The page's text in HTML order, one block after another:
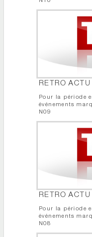
RETRO ACTU
Pour la période
événements
N09
RETRO
Pour la période
événements
N08